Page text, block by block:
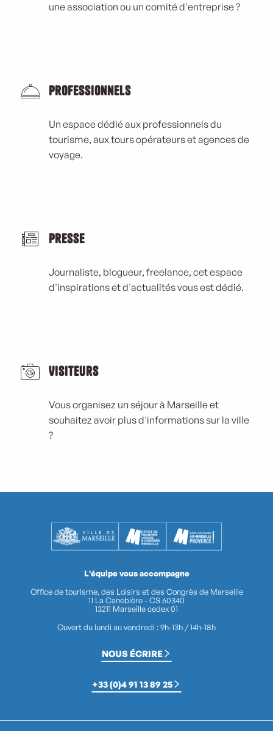
une association ou un comité d'entreprise ?
Professionnels
Un espace dédié aux professionnels du
tourisme, aux tours opérateurs et agences de
voyage.
Presse
Journaliste, blogueur, freelance, cet espace
d'inspirations et d'actualités vous est dédié.
Visiteurs
Vous organisez un séjour à Marseille et
souhaitez avoir plus d'informations sur la ville
?
L'équipe vous accompagne
Office de tourisme, des Loisirs et des Congrès de Marseille
11 La Canebière - CS 60340
13211 Marseille cedex 01
Ouvert du lundi au vendredi : 9h-13h / 14h-18h
NOUS ÉCRIRE
+33 (0)4 91 13 89 25